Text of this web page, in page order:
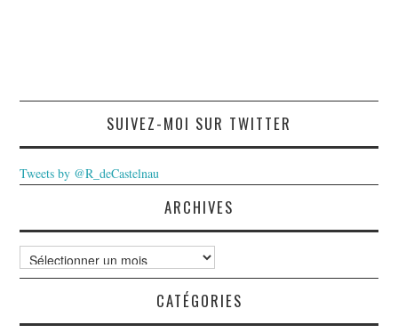
SUIVEZ-MOI SUR TWITTER
Tweets by @R_deCastelnau
ARCHIVES
Archives
CATÉGORIES